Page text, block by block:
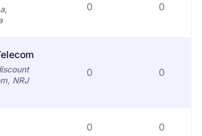
0 0
NRJ
0 0
0 0